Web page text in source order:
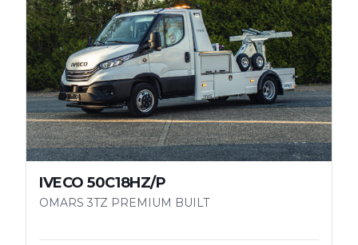
IVECO 50C18HZ/P
OMARS 3TZ PREMIUM BUILT